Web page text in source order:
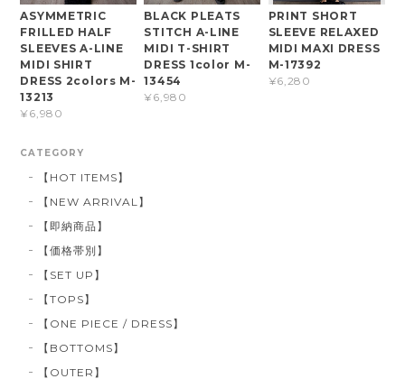
ASYMMETRIC
FRILLED HALF
SLEEVES A-LINE
MIDI SHIRT
DRESS 2colors M-
13213
¥6,980
BLACK PLEATS
STITCH A-LINE
MIDI T-SHIRT
DRESS 1color M-
13454
¥6,980
PRINT SHORT
SLEEVE RELAXED
MIDI MAXI DRESS
M-17392
¥6,280
CATEGORY
【HOT ITEMS】
【NEW ARRIVAL】
【即納商品】
【価格帯別】
【SET UP】
【TOPS】
【ONE PIECE / DRESS】
【BOTTOMS】
【OUTER】